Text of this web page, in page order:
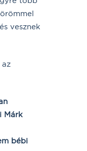
vesznek
az
Márk
bébi